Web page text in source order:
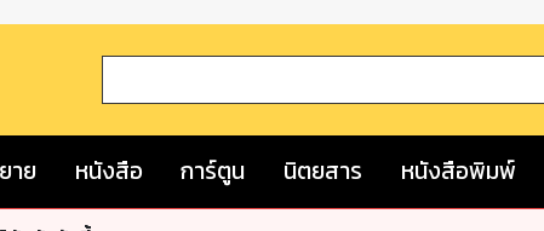
าย หนังสือ การ์ตูน นิตยสาร หนังสือพิมพ์